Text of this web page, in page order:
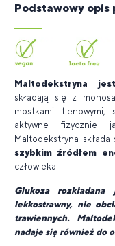
Podstawowy opis
Maltodekstryna
składają się z
mostkami tlenowymi,
aktywne fizycznie
Maltodekstryna
szybkim źródłem
człowieka.
Glukoza
lekkostrawny, nie
trawiennych.
nadaje się również do